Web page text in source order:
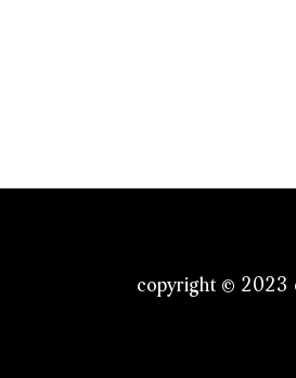
copyright © 2023